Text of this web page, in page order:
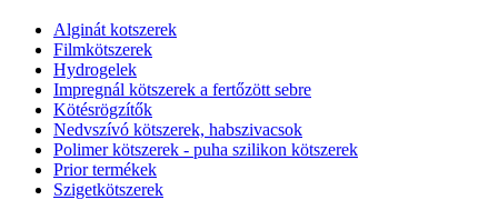
Alginát kotszerek
Filmkötszerek
Hydrogelek
Impregnál kötszerek a fertőzött sebre
Kötésrögzítők
Nedvszívó kötszerek, habszivacsok
Polimer kötszerek - puha szilikon kötszerek
Prior termékek
Szigetkötszerek